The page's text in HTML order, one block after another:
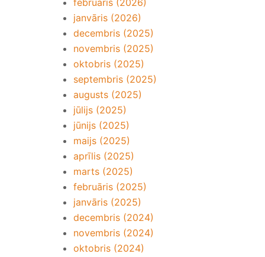
februāris (2026)
janvāris (2026)
decembris (2025)
novembris (2025)
oktobris (2025)
septembris (2025)
augusts (2025)
jūlijs (2025)
jūnijs (2025)
maijs (2025)
aprīlis (2025)
marts (2025)
februāris (2025)
janvāris (2025)
decembris (2024)
novembris (2024)
oktobris (2024)